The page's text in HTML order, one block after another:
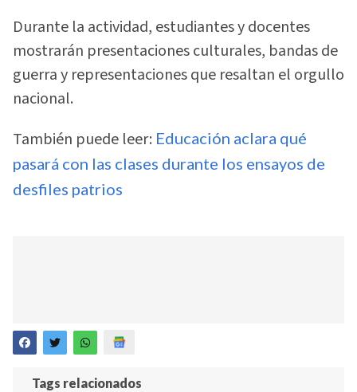
Durante la actividad, estudiantes y docentes
mostrarán presentaciones culturales, bandas de
guerra y representaciones que resaltan el orgullo
nacional.
También puede leer: Educación aclara qué
pasará con las clases durante los ensayos de
desfiles patrios
Tags relacionados